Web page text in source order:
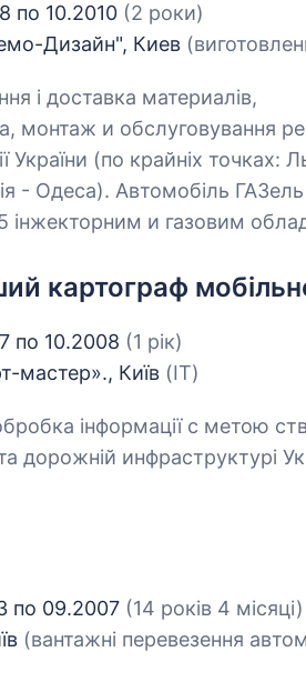
по 10.2010 (2 роки)
Дизайн", Киев
і доставка материалів,
монтаж и обслуговування
України (по крайніх точках:
- Одеса). Автомобіль
и газовим
картограф
по 10.2008 (1 рік)
мастер»., Київ (IT)
інформації с метою
дорожній инфраструктурі
по 09.2007 (14 років 4 місяці)
(вантажні перевезення